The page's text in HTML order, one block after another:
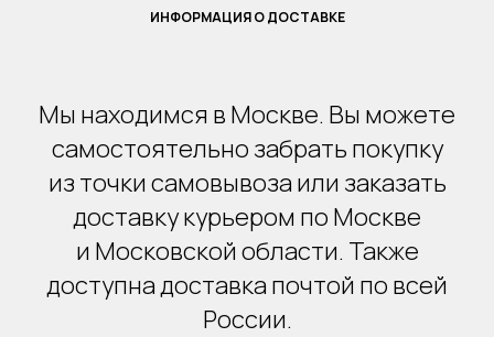
ИНФОРМАЦИЯ О ДОСТАВКЕ
Мы находимся в Москве. Вы можете
самостоятельно забрать покупку
из точки самовывоза или заказать
доставку курьером по Москве
и Московской области. Также
доступна доставка почтой по всей
России.